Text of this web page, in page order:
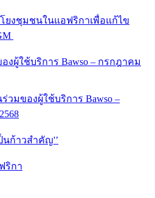
ยงชุมชนในแอฟริกาเพื่อแก้ไข
งผู้ใช้บริการ Bawso – กรกฎาคม
วมของผู้ใช้บริการ Bawso –
นก้าวสำคัญ'’
ริกา